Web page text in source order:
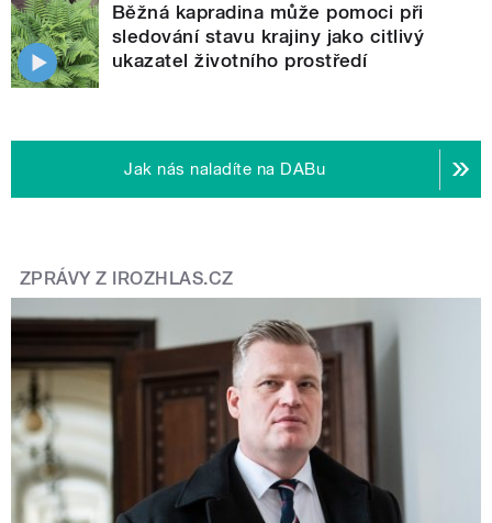
Běžná kapradina může pomoci při
sledování stavu krajiny jako citlivý
ukazatel životního prostředí
Jak nás naladíte na DABu
ZPRÁVY Z IROZHLAS.CZ